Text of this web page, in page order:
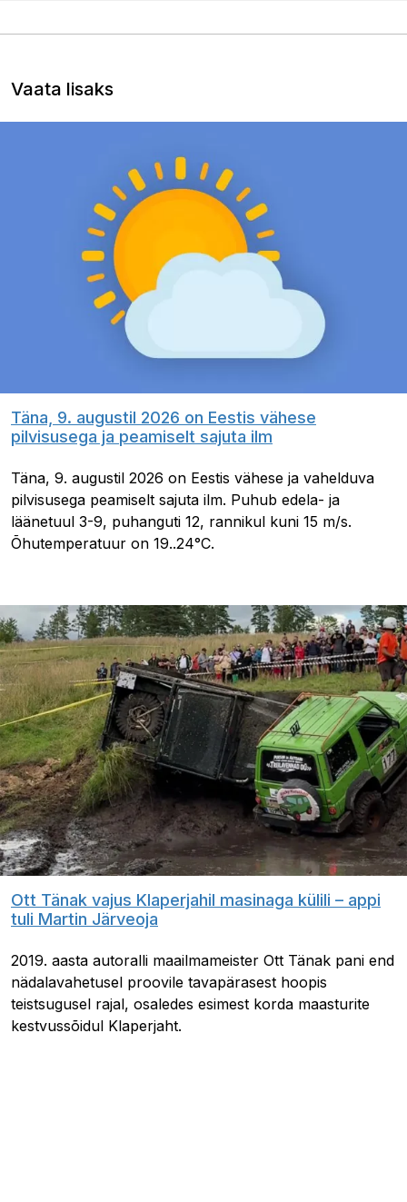
Vaata lisaks
Täna, 9. augustil 2026 on Eestis vähese
pilvisusega ja peamiselt sajuta ilm
Täna, 9. augustil 2026 on Eestis vähese ja vahelduva
pilvisusega peamiselt sajuta ilm. Puhub edela- ja
läänetuul 3-9, puhanguti 12, rannikul kuni 15 m/s.
Õhutemperatuur on 19..24°C.
Ott Tänak vajus Klaperjahil masinaga külili – appi
tuli Martin Järveoja
2019. aasta autoralli maailmameister Ott Tänak pani end
nädalavahetusel proovile tavapärasest hoopis
teistsugusel rajal, osaledes esimest korda maasturite
kestvussõidul Klaperjaht.